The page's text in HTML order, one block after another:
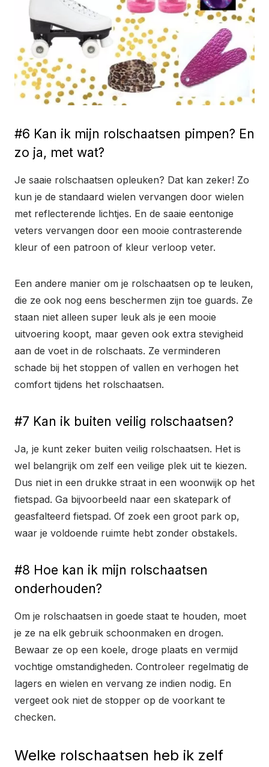
#6 Kan ik mijn rolschaatsen pimpen? En
zo ja, met wat?
Je saaie rolschaatsen opleuken? Dat kan zeker! Zo
kun je de standaard wielen vervangen door wielen
met reflecterende lichtjes. En de saaie eentonige
veters vervangen door een mooie contrasterende
kleur of een patroon of kleur verloop veter.
Een andere manier om je rolschaatsen op te leuken,
die ze ook nog eens beschermen zijn toe guards. Ze
staan niet alleen super leuk als je een mooie
uitvoering koopt, maar geven ook extra stevigheid
aan de voet in de rolschaats. Ze verminderen
schade bij het stoppen of vallen en verhogen het
comfort tijdens het rolschaatsen.
#7 Kan ik buiten veilig rolschaatsen?
Ja, je kunt zeker buiten veilig rolschaatsen. Het is
wel belangrijk om zelf een veilige plek uit te kiezen.
Dus niet in een drukke straat in een woonwijk op het
fietspad. Ga bijvoorbeeld naar een skatepark of
geasfalteerd fietspad. Of zoek een groot park op,
waar je voldoende ruimte hebt zonder obstakels.
#8 Hoe kan ik mijn rolschaatsen
onderhouden?
Om je rolschaatsen in goede staat te houden, moet
je ze na elk gebruik schoonmaken en drogen.
Bewaar ze op een koele, droge plaats en vermijd
vochtige omstandigheden. Controleer regelmatig de
lagers en wielen en vervang ze indien nodig. En
vergeet ook niet de stopper op de voorkant te
checken.
Welke rolschaatsen heb ik zelf